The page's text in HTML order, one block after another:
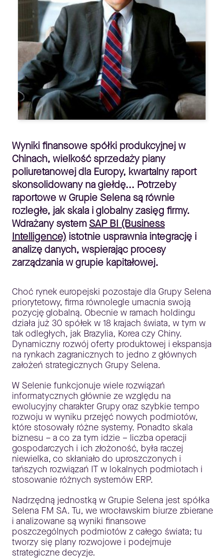
Wyniki finansowe spółki produkcyjnej w
Chinach, wielkość sprzedaży piany
poliuretanowej dla Europy, kwartalny raport
skonsolidowany na giełdę... Potrzeby
raportowe w Grupie Selena są równie
rozległe, jak skala i globalny zasięg firmy.
Wdrażany systemSAP BI (Business
Intelligence) istotnie usprawnia integrację i
analizę danych, wspierając procesy
zarządzania w grupie kapitałowej.
Choć rynek europejski pozostaje dla Grupy Selena
priorytetowy, firma równolegle umacnia swoją
pozycję globalną. Obecnie w ramach holdingu
działa już 30 spółek w 18 krajach świata, w tym w
tak odległych, jak Brazylia, Korea czy Chiny.
Dynamiczny rozwój oferty produktowej i ekspansja
na rynkach zagranicznych to jedno z głównych
założeń strategicznych Grupy Selena.
W Selenie funkcjonuje wiele rozwiązań
informatycznych głównie ze względu na
ewolucyjny charakter Grupy oraz szybkie tempo
rozwoju w wyniku przejęć nowych podmiotów,
które stosowały różne systemy. Ponadto skala
biznesu – a co za tym idzie – liczba operacji
gospodarczych i ich złożoność, była raczej
niewielka, co skłaniało do uproszczonych i
tańszych rozwiązań IT w lokalnych podmiotach i
stosowanie różnych systemów ERP.
Nadrzędną jednostką w Grupie Selena jest spółka
Selena FM SA. Tu, we wrocławskim biurze zbierane
i analizowane są wyniki finansowe
poszczególnych podmiotów z całego świata; tu
tworzy się plany rozwojowe i podejmuje
strategiczne decyzje.